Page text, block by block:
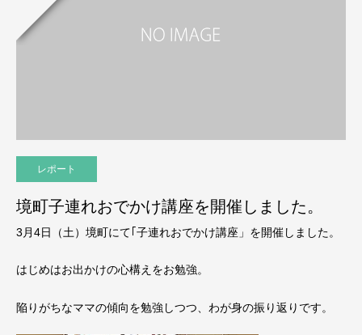
レポート
境町子連れおでかけ講座を開催しました。
3月4日（土）境町にて｢子連れおでかけ講座」を開催しました。
はじめはお出かけの心構えをお勉強。
陥りがちなママの傾向を勉強しつつ、わが身の振り返りです。